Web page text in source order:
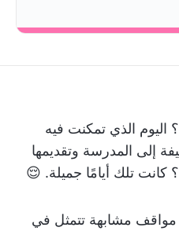
اليوم الذي تمكنت فيه
إلى المدرسة وتقديمها
تلك أيامًا جميلة. 😌
مواقف مشابهة تتمثل في